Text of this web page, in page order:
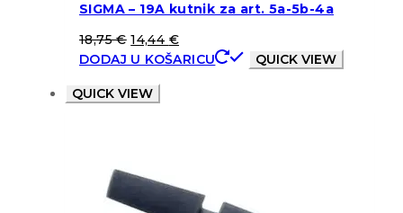
SIGMA – 19A kutnik za art. 5a-5b-4a
18,75€ 14,44 €
DODAJ U KOŠARICU
QUICK VIEW
QUICK VIEW